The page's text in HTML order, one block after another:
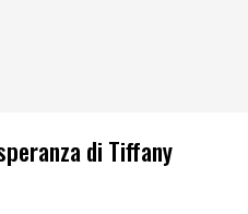
di Tiffany